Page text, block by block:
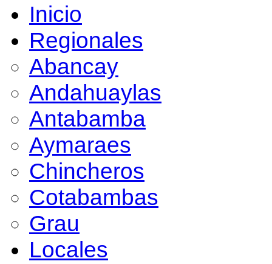
Inicio
Regionales
Abancay
Andahuaylas
Antabamba
Aymaraes
Chincheros
Cotabambas
Grau
Locales